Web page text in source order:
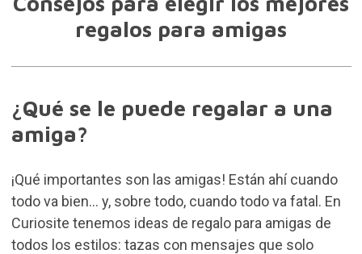
regalos para amigas
¿Qué se le puede regalar a una
amiga?
¡Qué importantes son las amigas! Están ahí cuando
todo va bien… y, sobre todo, cuando todo va fatal. En
Curiosite tenemos ideas de regalo para amigas de
todos los estilos: tazas con mensajes que solo